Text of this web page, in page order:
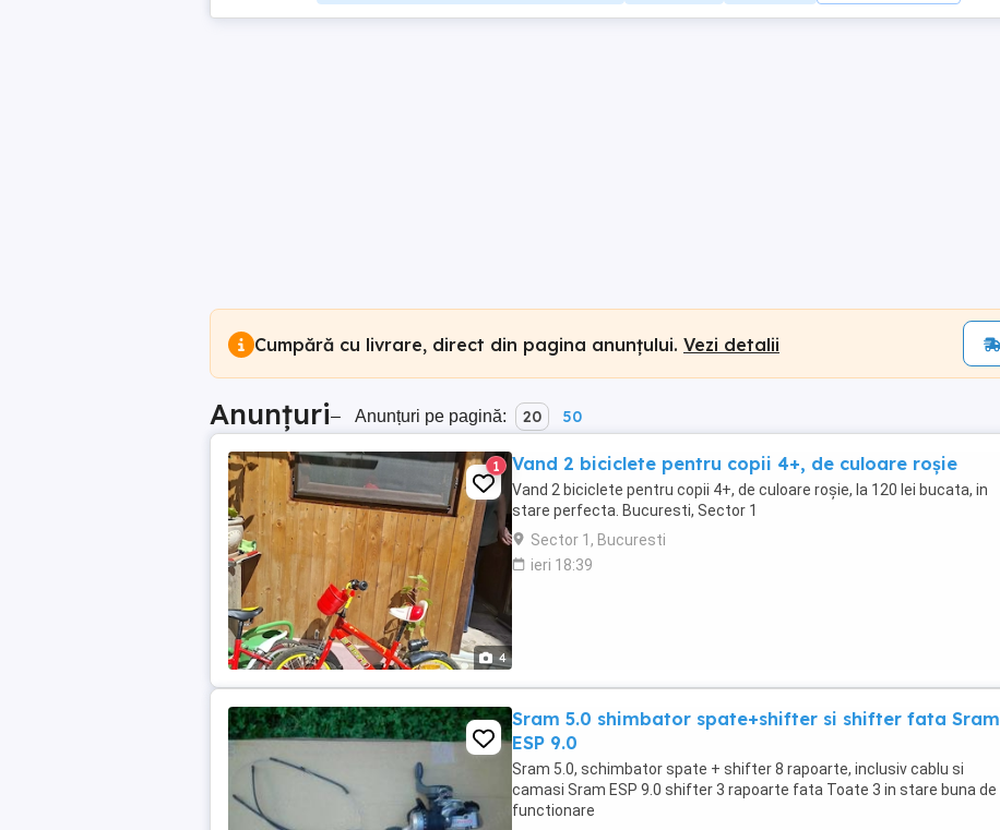
Cumpără cu livrare, direct din pagina anunțului. Vezi detalii
Anunțuri– Anunțuri pe pagină: 20 50
4
1 Vand 2 biciclete pentru copii 4+, de culoare roșie
Vand 2 biciclete pentru copii 4+, de culoare roșie, la 120 lei bucata, in
stare perfecta. Bucuresti, Sector 1
Sector 1, Bucuresti
ieri 18:39
Sram 5.0 shimbator spate+shifter si shifter fata Sram
ESP 9.0
Sram 5.0, schimbator spate + shifter 8 rapoarte, inclusiv cablu si
camasi Sram ESP 9.0 shifter 3 rapoarte fata Toate 3 in stare buna de
functionare